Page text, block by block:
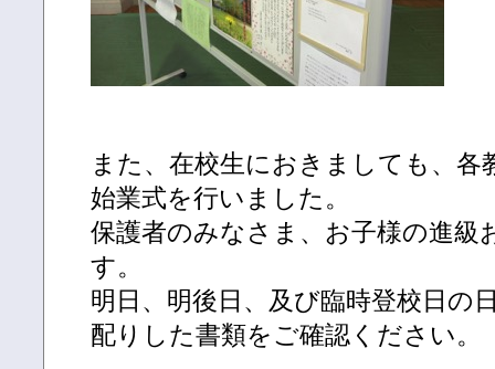
また、在校生におきましても、
始業式を行いました。
保護者のみなさま、お子様の進級
す。
明日、明後日、及び臨時登校日の
配りした書類をご確認ください。